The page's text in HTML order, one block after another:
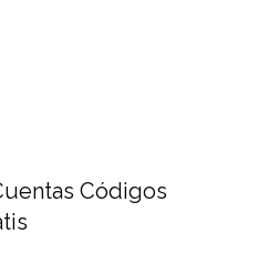
Códigos